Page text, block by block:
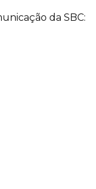
da SBC: